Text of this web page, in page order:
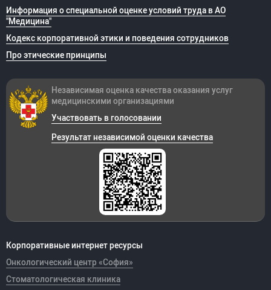
Информация о специальной оценке условий труда в АО
"Медицина"
Кодекс корпоративной этики и поведения сотрудников
Про этические принципы
Корпоративные интернет ресурсы
Онкологический центр «София»
Стоматологическая клиника
Независимая оценка качества оказания услуг
медицинскими организациями
Участвовать в голосовании
Результат независимой оценки качества